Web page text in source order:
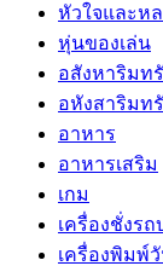
หัวใจและห
หุ่นของเล่น
อสังหาริมท
อหังสาริมท
อาหาร
อาหารเสริม
เกม
เครื่องชั่งรถ
เครื่องพิมพ์